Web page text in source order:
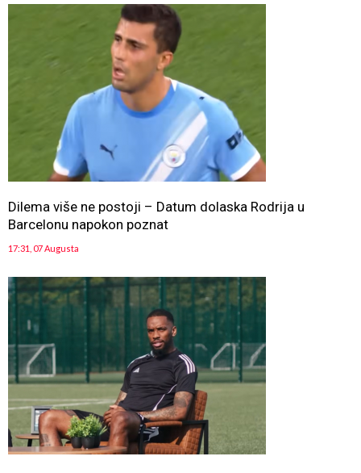
Dilema više ne postoji – Datum dolaska Rodrija u
Barcelonu napokon poznat
17:31, 07 Augusta